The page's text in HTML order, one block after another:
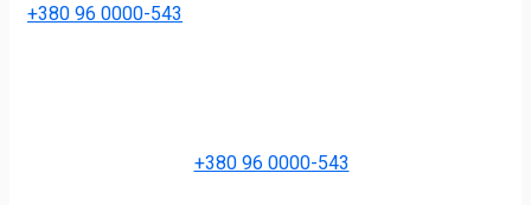
+380 96 0000-543
+380 96 0000-543